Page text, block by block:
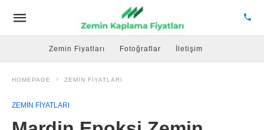
Zemin Fiyatları Fotoğraflar İletişim
HOMEPAGE ZEMIN FIYATLARI
ZEMIN FIYATLARI